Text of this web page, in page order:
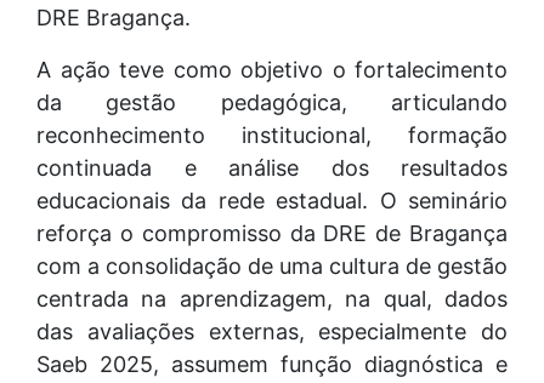
DRE Bragança.
A ação teve como objetivo o fortalecimento
da gestão pedagógica, articulando
reconhecimento institucional, formação
continuada e análise dos resultados
educacionais da rede estadual. O seminário
reforça o compromisso da DRE de Bragança
com a consolidação de uma cultura de gestão
centrada na aprendizagem, na qual, dados
das avaliações externas, especialmente do
Saeb 2025, assumem função diagnóstica e